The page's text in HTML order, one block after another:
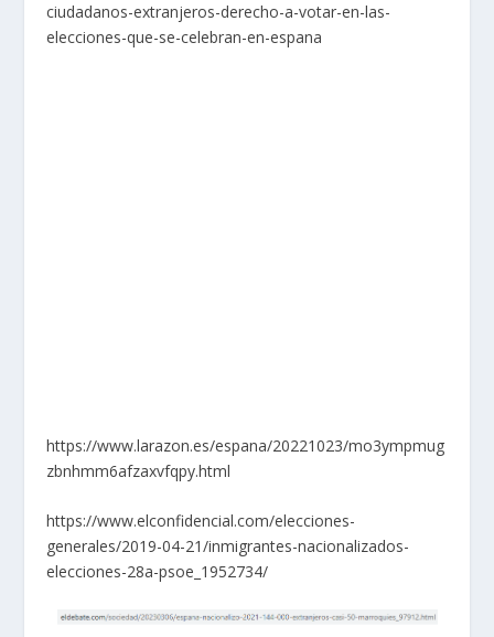
ciudadanos-extranjeros-derecho-a-votar-en-las-
elecciones-que-se-celebran-en-espana
https://www.larazon.es/espana/20221023/mo3ympmug
zbnhmm6afzaxvfqpy.html
https://www.elconfidencial.com/elecciones-
generales/2019-04-21/inmigrantes-nacionalizados-
elecciones-28a-psoe_1952734/